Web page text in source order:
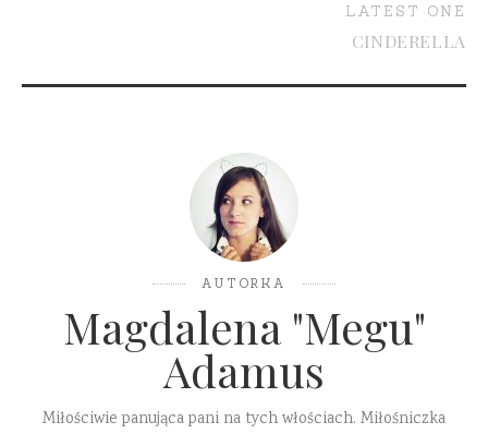
LATEST ONE
CINDERELLA
AUTORKA
Magdalena "Megu"
Adamus
Miłościwie panująca pani na tych włościach. Miłośniczka